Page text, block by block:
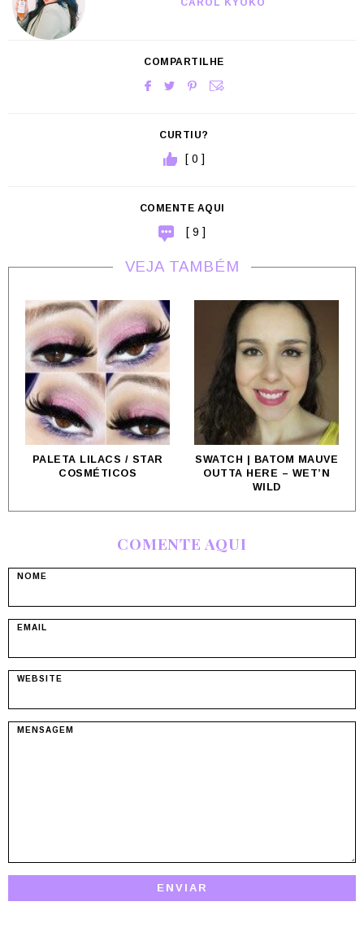
COMPARTILHE
CURTIU?
[ 0 ]
COMENTE AQUI
[ 9 ]
VEJA TAMBÉM
PALETA LILACS / STAR
COSMÉTICOS
SWATCH | BATOM MAUVE
OUTTA HERE – WET’N
WILD
COMENTE AQUI